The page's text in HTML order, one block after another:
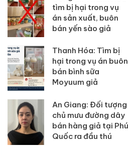
phạm thương mại
trong tháng 7
Hưng Yên: Xử lý 6 hộ
kinh doanh bán hàng
giả mạo nhãn hiệu
Adidas, Nike
Cà Mau: Tiêu hủy
công khai hàng ngàn
sản phẩm nhập lậu,
bảo vệ môi trường